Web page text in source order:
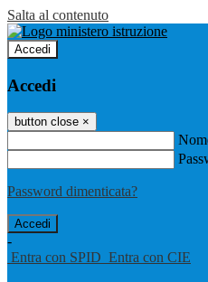
Salta al contenuto
Accedi
Accedi
button close ×
Password dimenticata?
-
Entra con SPID Entra con CIE